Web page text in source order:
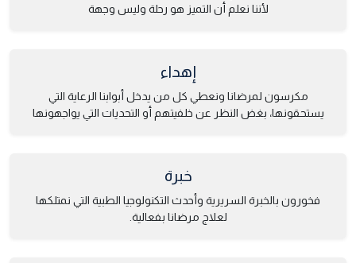
لأننا نعلم أن التميز هو رحلة وليس وجهة
إهداء
مكرسون لمرضانا ونعطي كل من يدخل أبوابنا الرعاية التي
يستحقونها، بغض النظر عن خلفيتهم أو التحديات التي يواجهونها
خبرة
فخورون بالخبرة السريرية وأحدث التكنولوجيا الطبية التي نمتلكها
لعلاج مرضانا بفعالية.